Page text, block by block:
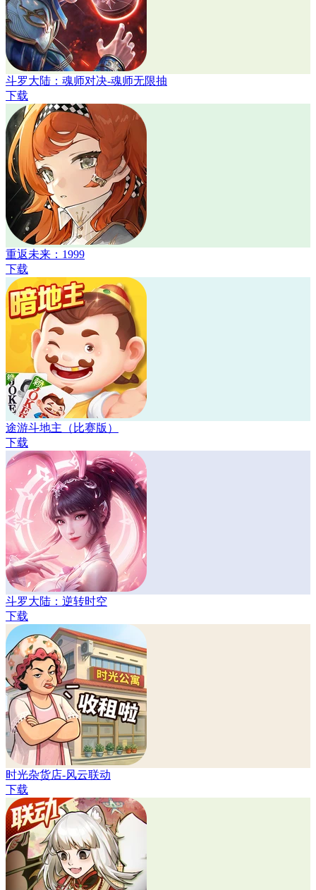
斗罗大陆：魂师对决-魂师无限抽
下载
重返未来：1999
下载
途游斗地主（比赛版）
下载
斗罗大陆：逆转时空
下载
时光杂货店-风云联动
下载